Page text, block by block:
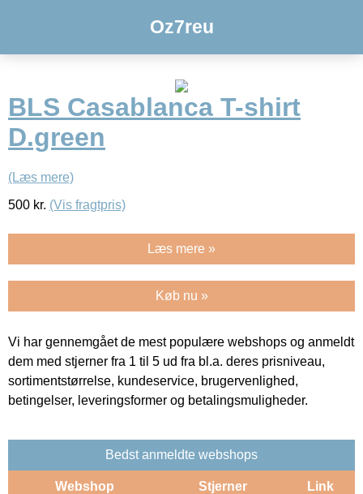
Oz7reu
BLS Casablanca T-shirt
D.green
(Læs mere)
500 kr. (Vis fragtpris)
Læs mere »
Køb nu »
Vi har gennemgået de mest populære webshops og anmeldt
dem med stjerner fra 1 til 5 ud fra bl.a. deres prisniveau,
sortimentstørrelse, kundeservice, brugervenlighed,
betingelser, leveringsformer og betalingsmuligheder.
Bedst anmeldte webshops
Webshop Stjerner Link